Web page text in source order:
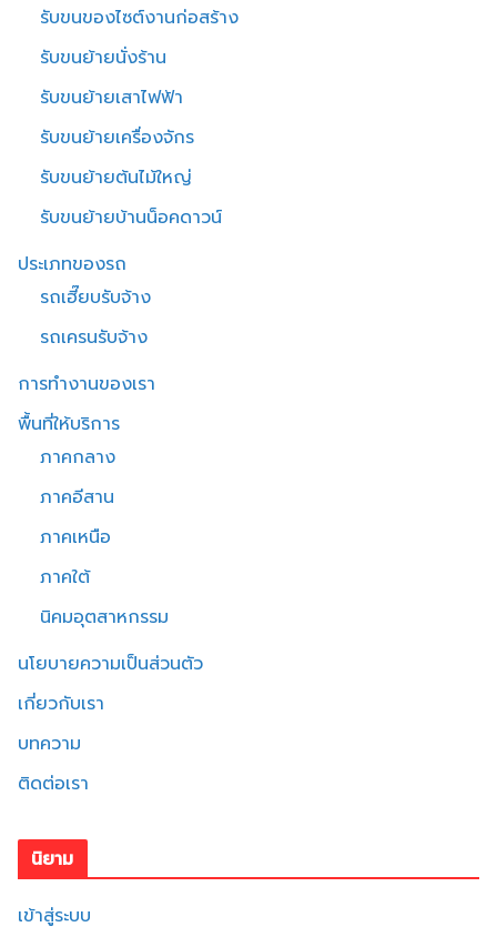
รับขนของไซต์งานก่อสร้าง
รับขนย้ายนั่งร้าน
รับขนย้ายเสาไฟฟ้า
รับขนย้ายเครื่องจักร
รับขนย้ายต้นไม้ใหญ่
รับขนย้ายบ้านน็อคดาวน์
ประเภทของรถ
รถเฮี๊ยบรับจ้าง
รถเครนรับจ้าง
การทำงานของเรา
พื้นที่ให้บริการ
ภาคกลาง
ภาคอีสาน
ภาคเหนือ
ภาคใต้
นิคมอุตสาหกรรม
นโยบายความเป็นส่วนตัว
เกี่ยวกับเรา
บทความ
ติดต่อเรา
นิยาม
เข้าสู่ระบบ